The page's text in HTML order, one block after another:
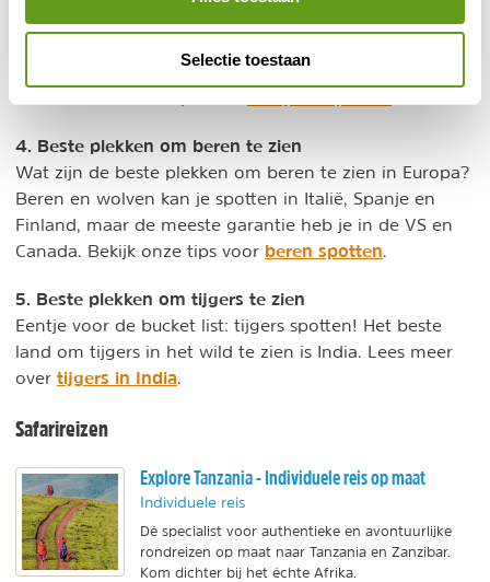
Selectie toestaan
3. Beste plekken om dolfijnen te zien
te zien. Zelf deze vriendelijke dieren in het wild
4. Beste plekken om beren te zien
Wat zijn de beste plekken om beren te zien in Europa?
Beren en wolven kan je spotten in Italië, Spanje en
Finland, maar de meeste garantie heb je in de VS en
Canada. Bekijk onze tips voor beren spotten
5. Beste plekken om tijgers te zien
Eentje voor de bucket list: tijgers spotten! Het beste
land om tijgers in het wild te zien is India. Lees meer
over tijgers in India
Safarireizen
Explore Tanzania - Individuele reis op maat
Individuele reis
Dé specialist voor authentieke en avontuurlijke
rondreizen op maat naar Tanzania en Zanzibar.
Kom dichter bij het échte Afrika.